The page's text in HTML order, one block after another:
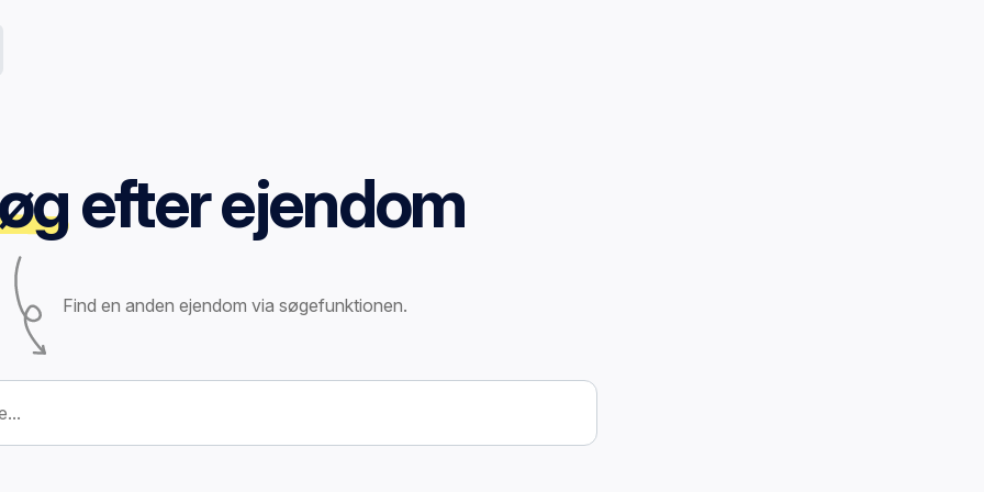
efter ejendom
Find en anden ejendom via søgefunktionen.